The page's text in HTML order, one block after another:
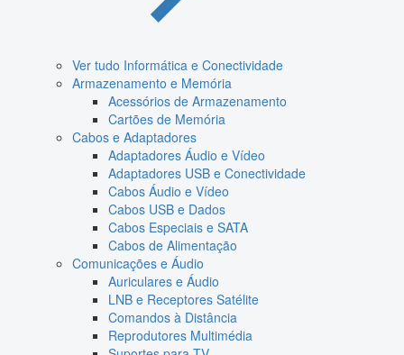
Ver tudo Informática e Conectividade
Armazenamento e Memória
Acessórios de Armazenamento
Cartões de Memória
Cabos e Adaptadores
Adaptadores Áudio e Vídeo
Adaptadores USB e Conectividade
Cabos Áudio e Vídeo
Cabos USB e Dados
Cabos Especiais e SATA
Cabos de Alimentação
Comunicações e Áudio
Auriculares e Áudio
LNB e Receptores Satélite
Comandos à Distância
Reprodutores Multimédia